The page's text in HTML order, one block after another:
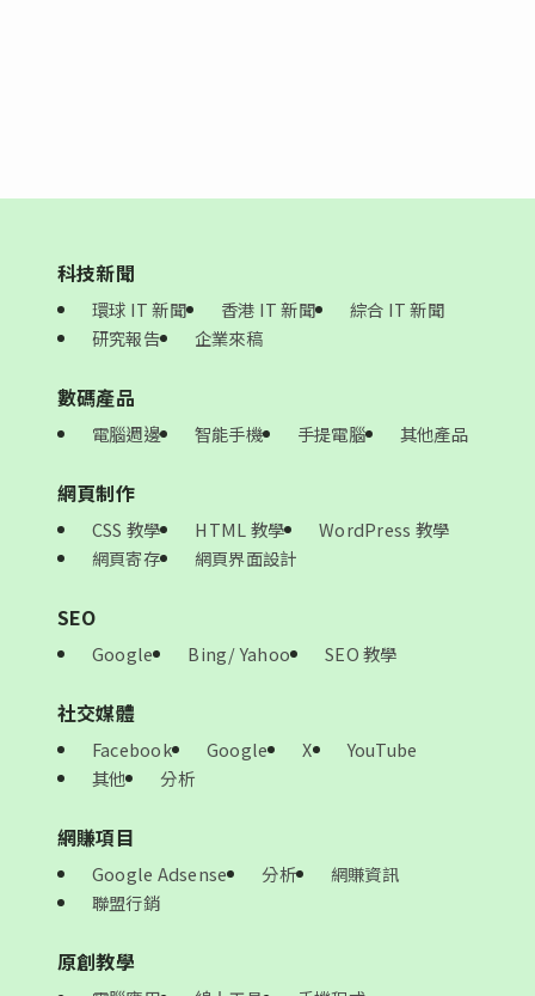
科技新聞
環球 IT 新聞 香港 IT 新聞
綜合 IT 新聞
研究報告
企業來稿
數碼產品
電腦週邊 智能手機 手提電腦 其他產品
網頁制作
CSS 教學 HTML 教學
WordPress 教學
網頁寄存
網頁界面設計
SEO
Google Bing/ Yahoo SEO 教學
社交媒體
Facebook Google X
YouTube
其他
分析
網賺項目
Google Adsense 分析
網賺資訊
聯盟行銷
原創教學